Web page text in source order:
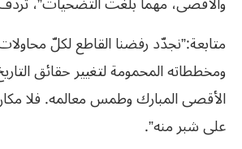
متابعة:”نجدّد رفضنا القاطع لكلّ
ومخططاته المحمومة لتغيير حقائق
الأقصى المبارك وطمس معالمه. فلا
على شبر منه”.